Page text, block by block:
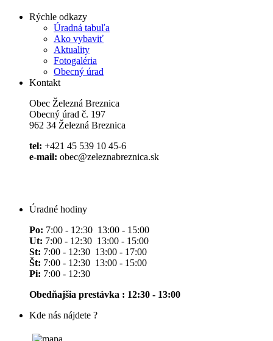
Rýchle odkazy
Úradná tabuľa
Ako vybaviť
Aktuality
Fotogaléria
Obecný úrad
Kontakt
Obec Železná Breznica
Obecný úrad č. 197
962 34 Železná Breznica
tel: +421 45 539 10 45-6
e-mail: obec@zeleznabreznica.sk
Úradné hodiny
Po: 7:00 - 12:30 13:00 - 15:00
Ut: 7:00 - 12:30 13:00 - 15:00
St: 7:00 - 12:30 13:00 - 17:00
Št: 7:00 - 12:30 13:00 - 15:00
Pi: 7:00 - 12:30
Obedňajšia prestávka : 12:30 - 13:00
Kde nás nájdete ?